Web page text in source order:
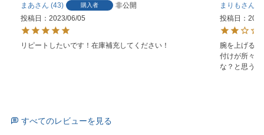
まあ 43 購入者
非公開
投稿日
2023/06/05
リピートしたいです！在庫補充してください！
まりも
投稿日
腕を上げる
付けが所々
な？と思う。
すべてのレビューを見る